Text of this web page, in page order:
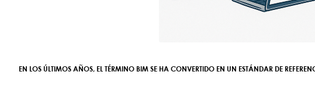
EN LOS ÚLTIMOS AÑOS, EL TÉRMINO BIM SE HA CONVERTIDO EN UN ESTÁNDAR DE